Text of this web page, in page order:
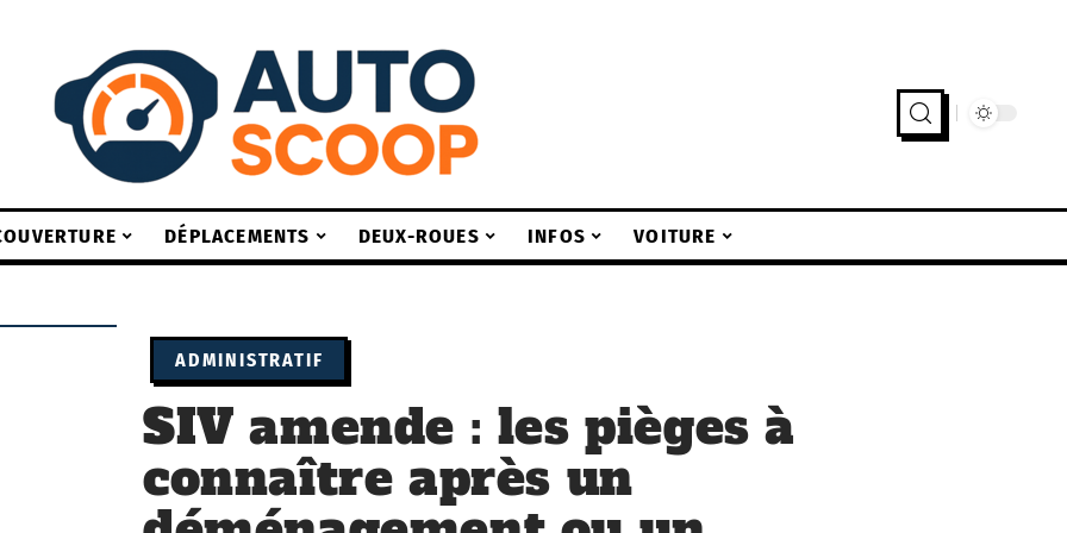
DÉPLACEMENTS DEUX-ROUES INFOS VOITURE
ADMINISTRATIF
SIV amende : les pièges à
connaître après un